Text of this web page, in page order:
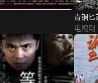
青铜匕
电视剧